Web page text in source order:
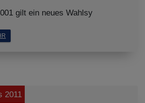
gilt ein neues Wahlsy
2011